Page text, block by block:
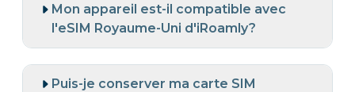
Mon appareil est-il compatible avec
l'eSIM Royaume-Uni d'iRoamly?
Puis-je conserver ma carte SIM